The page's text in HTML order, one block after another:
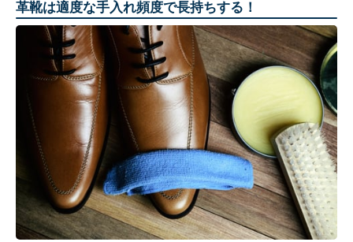
革靴は適度な手入れ頻度で長持ちする！